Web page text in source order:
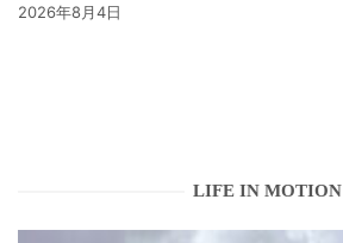
2026年8月4日
LIFE IN MOTION